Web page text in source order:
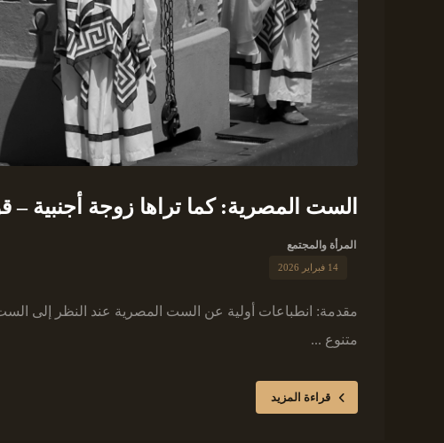
الست المصرية: كما تراها زوجة أجنبية –
المرأة والمجتمع
14 فبراير 2026
مقدمة: انطباعات أولية عن الست المصرية عند النظر إلى
متنوع ...
قراءة المزيد